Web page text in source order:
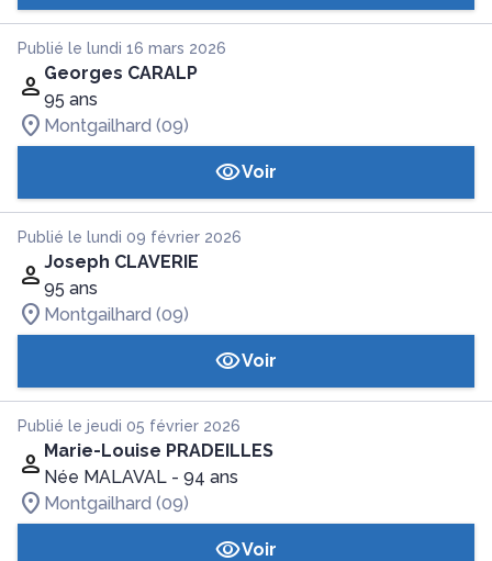
Publié le lundi 16 mars 2026
Georges CARALP
95 ans
Montgailhard (09)
Voir
Publié le lundi 09 février 2026
Joseph CLAVERIE
95 ans
Montgailhard (09)
Voir
Publié le jeudi 05 février 2026
Marie-Louise PRADEILLES
Née MALAVAL - 94 ans
Montgailhard (09)
Voir